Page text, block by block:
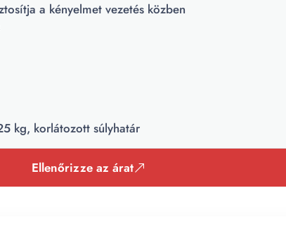
a kényelmet vezetés közben
kg, korlátozott súlyhatár
Ellenőrizze az árat